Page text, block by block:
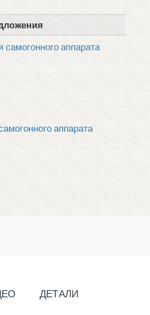
аппарата
аппарата
ДЕТАЛИ